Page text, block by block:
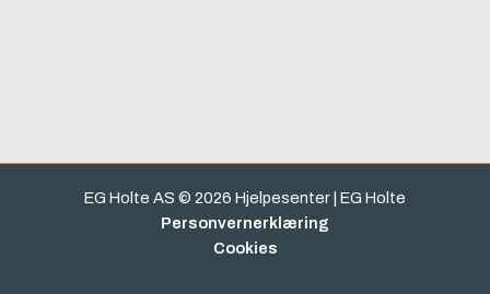
EG Holte AS © 2026 Hjelpesenter | EG Holte
Personvernerklæring
Cookies